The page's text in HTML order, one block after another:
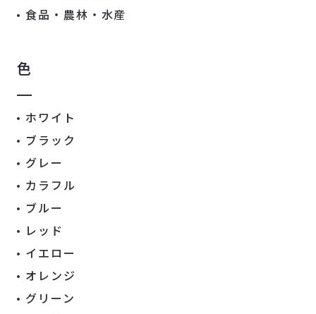
食品・農林・水産
色
ホワイト
ブラック
グレー
カラフル
ブルー
レッド
イエロー
オレンジ
グリーン